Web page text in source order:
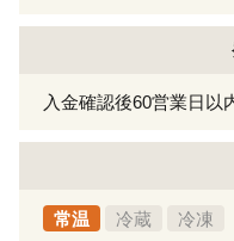
入金確認後60営業日
常温 冷蔵 冷凍